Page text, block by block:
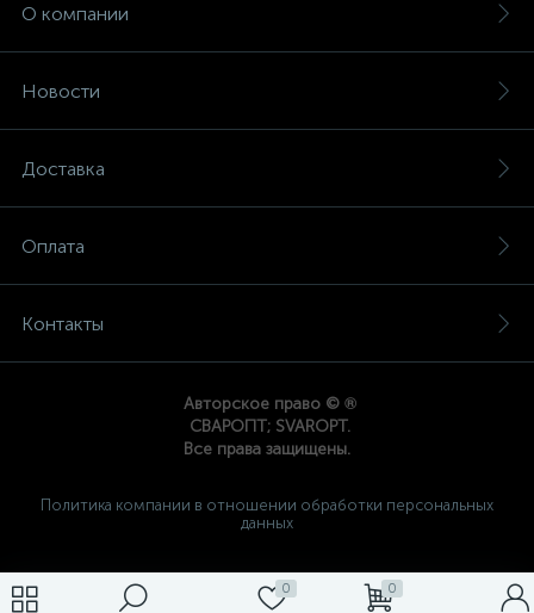
0 0
О компании
Новости
Доставка
Оплата
Контакты
Авторское право © ®
СВАРОПТ; SVAROPT.
Все права защищены.
Политика компании в отношении обработки персональных
данных